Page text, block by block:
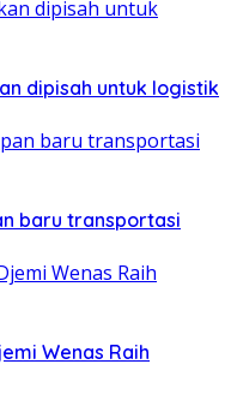
dipisah untuk logistik
baru transportasi
Wenas Raih